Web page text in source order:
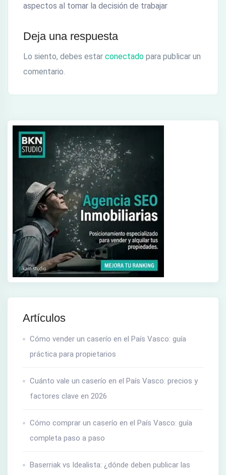
aspectos al tomar la decisión de trabajar
Deja una respuesta
Lo siento, debes estar conectado para publicar un
comentario.
Artículos
Cómo vender un caserío en el País Vasco: guía
práctica para propietarios
Cuánto vale un caserío en el País Vasco: precios y
factores clave en 2026
Cómo comprar un caserío en el País Vasco: guía
completa paso a paso
Baserriak vs Idealista: ¿dónde deben publicar las